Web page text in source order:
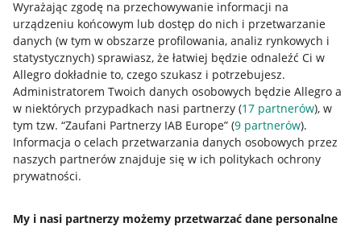
Wyrażając zgodę na przechowywanie informacji na
urządzeniu końcowym lub dostęp do nich i przetwarzanie
danych (w tym w obszarze profilowania, analiz rynkowych i
statystycznych) sprawiasz, że łatwiej będzie odnaleźć Ci w
Allegro dokładnie to, czego szukasz i potrzebujesz.
Administratorem Twoich danych osobowych będzie Allegro a
w niektórych przypadkach nasi partnerzy (17 partnerów), w
tym tzw. “Zaufani Partnerzy IAB Europe” (9 partnerów).
Informacja o celach przetwarzania danych osobowych przez
naszych partnerów znajduje się w ich politykach ochrony
prywatności.
My i nasi partnerzy możemy przetwarzać dane personalne
Przydatne informacje
Jak to działa